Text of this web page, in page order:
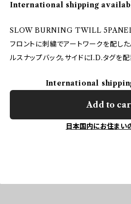
International shipping
SLOW BURNING TWILL
フロントに刺繍でアートワークを配し
ルスナップバック。サイドにI.D.タグを配
International
Add to
日本国内にお住まい